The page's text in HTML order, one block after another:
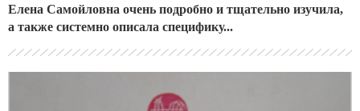
Елена Самойловна очень подробно и тщательно изучила,
а также системно описала специфику...